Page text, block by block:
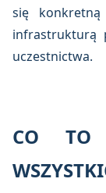
się
infrastrukturą
uczestnictwa.
CO TO